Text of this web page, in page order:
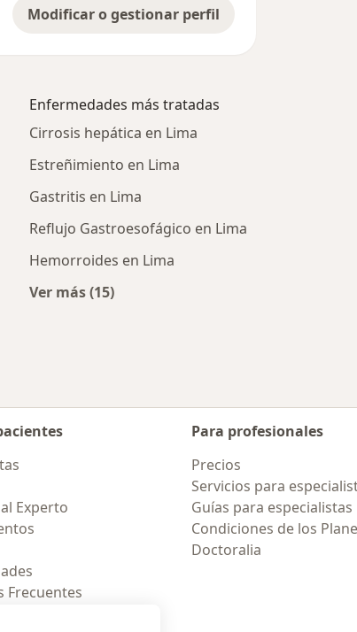
Modificar o gestionar perfil
Enfermedades más tratadas
Cirrosis hepática en Lima
Estreñimiento en Lima
Gastritis en Lima
Reflujo Gastroesofágico en Lima
Hemorroides en Lima
Ver más (15)
Experto
Frecuentes
Para profesionales
Precios
Servicios para
Guías para especialistas
Condiciones de los
Doctoralia